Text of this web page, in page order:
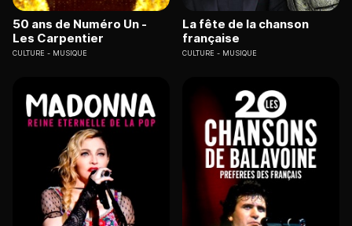
50 ans de Numéro Un -
Les Carpentier
CULTURE MUSIQUE
La fête de la chanson
française
CULTURE MUSIQUE